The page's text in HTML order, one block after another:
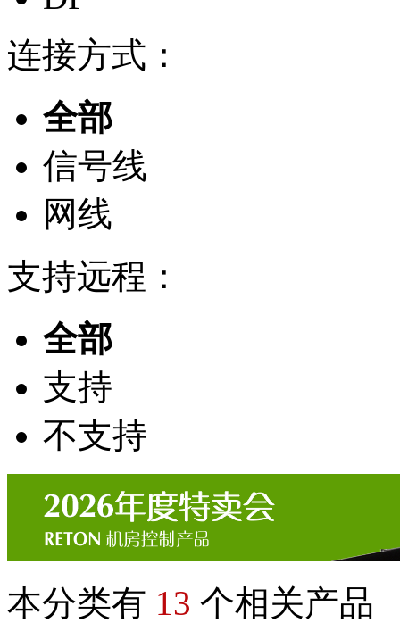
连接方式：
全部
信号线
网线
支持远程：
全部
支持
不支持
本分类有 13 个相关产品